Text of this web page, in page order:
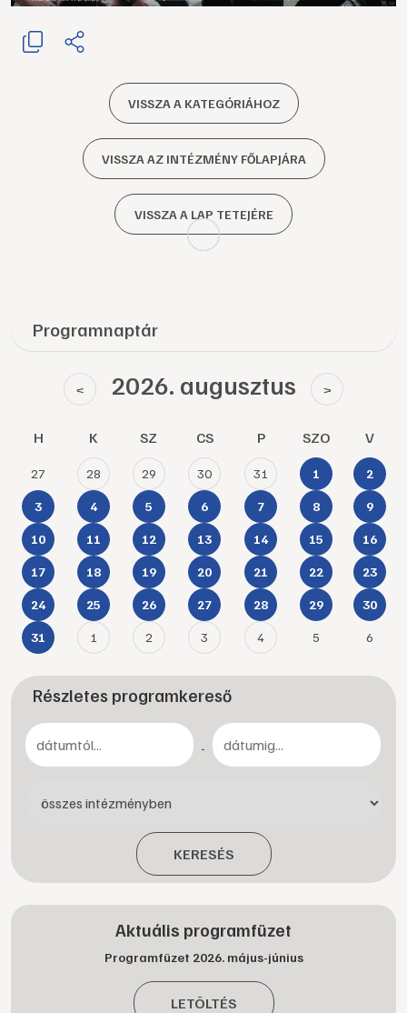
VISSZA A KATEGÓRIÁHOZ
VISSZA AZ INTÉZMÉNY FŐLAPJÁRA
VISSZA A LAP TETEJÉRE
Programnaptár
< 2026. augusztus >
H K SZ CS P SZO V
27 28 29 30 31 1 2
3 4 5 6 7 8 9
10 11 12 13 14 15 16
17 18 19 20 21 22 23
24 25 26 27 28 29 30
31 1 2 3 4 5 6
Részletes programkereső
-
KERESÉS
Aktuális programfüzet
Programfüzet 2026. május-június
LETÖLTÉS